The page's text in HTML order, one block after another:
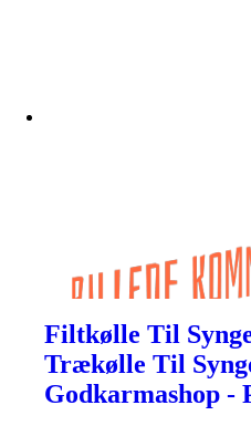
Filtkølle Til
Trækølle Til
Godkarmashop -